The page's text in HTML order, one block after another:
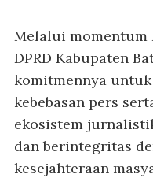
Melalui momentum
DPRD Kabupaten
komitmennya
kebebasan pers
ekosistem
dan berintegritas
kesejahteraan